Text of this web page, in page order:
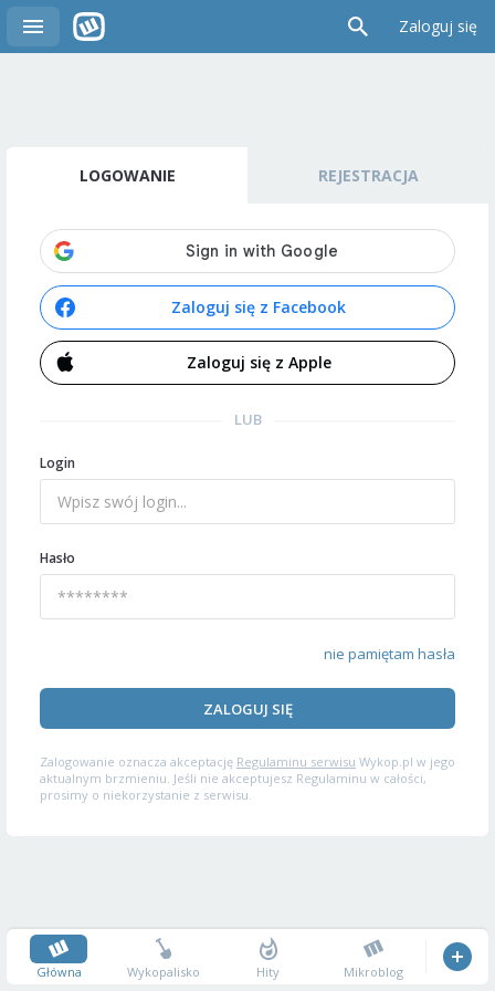
Zaloguj się
LOGOWANIE REJESTRACJA
Zaloguj się z Facebook
Zaloguj się z Apple
LUB
Login
Hasło
nie pamiętam hasła
ZALOGUJ SIĘ
Zalogowanie oznacza akceptację Regulaminu serwisu Wykop.pl w jego
aktualnym brzmieniu. Jeśli nie akceptujesz Regulaminu w całości,
prosimy o niekorzystanie z serwisu.
Główna Wykopalisko Hity Mikroblog